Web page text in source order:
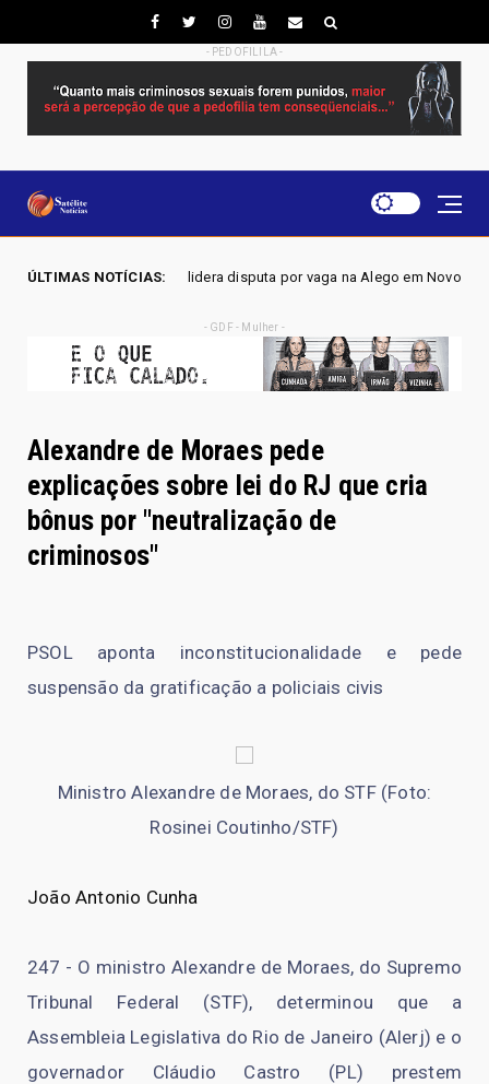
- PEDOFILILA -
ÚLTIMAS NOTÍCIAS:
lidera disputa por vaga na Alego em Novo Gama, aponta pesquisa
- GDF - Mulher -
Alexandre de Moraes pede
explicações sobre lei do RJ que cria
bônus por "neutralização de
criminosos"
PSOL aponta inconstitucionalidade e pede
suspensão da gratificação a policiais civis
Ministro Alexandre de Moraes, do STF (Foto:
Rosinei Coutinho/STF)
João Antonio Cunha
247 - O ministro Alexandre de Moraes, do Supremo
Tribunal Federal (STF), determinou que a
Assembleia Legislativa do Rio de Janeiro (Alerj) e o
governador Cláudio Castro (PL) prestem